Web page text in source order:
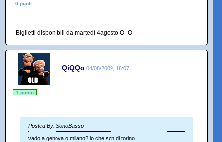
0 punti
Biglietti disponibili da martedì 4agosto O_O
QiQQo 04/08/2009, 16:07
1 punto
Posted By: SonoBasso
vado a genova o milano? io che son di torino.